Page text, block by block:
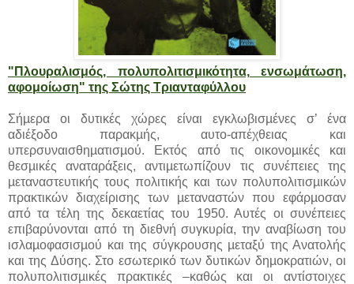
"Πλουραλισμός, πολυπολιτισμικότητα, ενσωμάτωση,
αφομοίωση" της Σώτης Τριανταφύλλου
Σήµερα οι δυτικές χώρες είναι εγκλωβισµένες σ’ ένα
αδιέξοδο παρακµής, αυτο-απέχθειας και
υπερσυναισθηµατισµού. Eκτός από τις οικονοµικές και
θεσµικές αναταράξεις, αντιµετωπίζουν τις συνέπειες της
µεταναστευτικής τους πολιτικής και των πολυπολιτισµικών
πρακτικών διαχείρισης των µεταναστών που εφάρµοσαν
από τα τέλη της δεκαετίας του 1950. Αυτές οι συνέπειες
επιβαρύνονται από τη διεθνή συγκυρία, την αναβίωση του
ισλαµοφασισµού και της σύγκρουσης µεταξύ της Ανατολής
και της Δύσης. Στο εσωτερικό των δυτικών δηµοκρατιών, οι
πολυπολιτισµικές πρακτικές –καθώς και οι αντίστοιχες